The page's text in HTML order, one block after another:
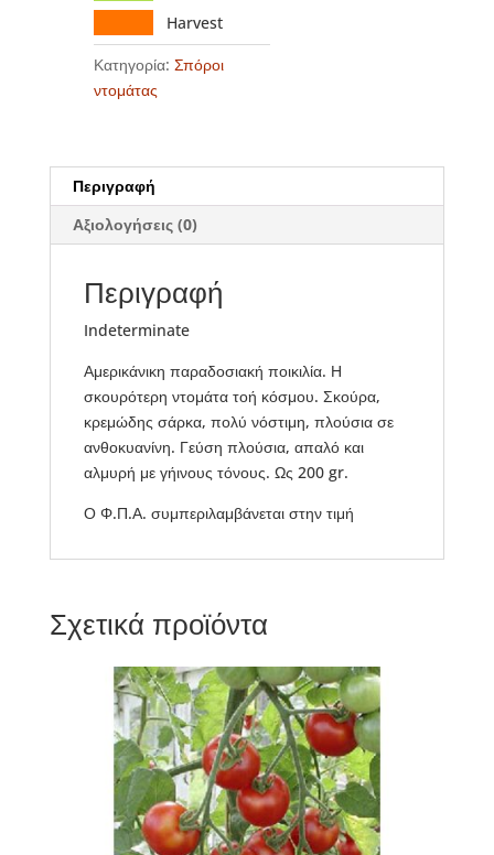
Harvest
Κατηγορία: Σπόροι
ντομάτας
Περιγραφή
Αξιολογήσεις (0)
Περιγραφή
Indeterminate
Αμερικάνικη παραδοσιακή ποικιλία. Η
σκουρότερη ντομάτα τοή κόσμου. Σκούρα,
κρεμώδης σάρκα, πολύ νόστιμη, πλούσια σε
ανθοκυανίνη. Γεύση πλούσια, απαλό και
αλμυρή με γήινους τόνους. Ως 200 gr.
Ο Φ.Π.Α. συμπεριλαμβάνεται στην τιμή
Σχετικά προϊόντα